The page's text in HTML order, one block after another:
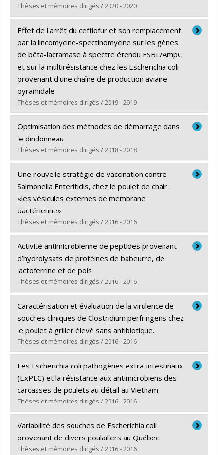
Lien vers le document dans Papyrus
Thèses et mémoires dirigés / 2020 - 2020
Graduate :Deslauriers, Nicolas
Cycle :Master's
Grade :M. Sc.
Lien vers le document dans Papyrus
Effet de l'arrêt du ceftiofur et son remplacement
par la lincomycine-spectinomycine sur les gènes
de bêta-lactamase à spectre étendu ESBL/AmpC
et sur la multirésistance chez les Escherichia coli
provenant d'une chaîne de production aviaire
pyramidale
Thèses et mémoires dirigés / 2019 - 2019
Graduate :Verrette, Luc
Cycle :Master's
Grade :M. Sc.
Lien vers le document dans Papyrus
Optimisation des méthodes de démarrage dans
le dindonneau
Thèses et mémoires dirigés / 2018 - 2018
Graduate :Caron Simard, Violette
Cycle :Master's
Grade :M. Sc.
Lien vers le document dans Papyrus
Une nouvelle stratégie de vaccination contre
Salmonella Enteritidis, chez le poulet de chair :
«les vésicules externes de membrane
bactérienne»
Thèses et mémoires dirigés / 2016 - 2016
Graduate :Maduro, Lila
Cycle :Master's
Grade :M. Sc.
Lien vers le document dans Papyrus
Activité antimicrobienne de peptides provenant
d’hydrolysats de protéines de babeurre, de
lactoferrine et de pois
Thèses et mémoires dirigés / 2016 - 2016
Graduate :Jean, Catherine
Cycle :Master's
Grade :M. Sc.
Lien vers le document dans Papyrus
Caractérisation et évaluation de la virulence de
souches cliniques de Clostridium perfringens chez
le poulet à griller élevé sans antibiotique.
Thèses et mémoires dirigés / 2016 - 2016
Graduate :Parent, Eric
Cycle :Master's
Grade :M. Sc.
Lien vers le document dans Papyrus
Les Escherichia coli pathogènes extra-intestinaux
(ExPEC) et la résistance aux antimicrobiens des
carcasses de poulets au détail au Vietnam
Thèses et mémoires dirigés / 2016 - 2016
Graduate :Sary, Kathleen
Cycle :Master's
Grade :M. Sc.
Variabilité des souches de Escherichia coli
provenant de divers poulaillers au Québec
Thèses et mémoires dirigés / 2016 - 2016